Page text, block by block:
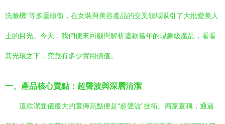
洗臉機”等多重頭銜，在女裝與美容產品的交叉領域吸引了大批愛美人
士的目光。今天，我們便來回顧與解析這款當年的現象級產品，看看
其光環之下，究竟有多少實用價值。
一、產品核心賣點：超聲波與深層清潔
這款潔面儀最大的宣傳亮點便是“超聲波”技術。商家宣稱，通過